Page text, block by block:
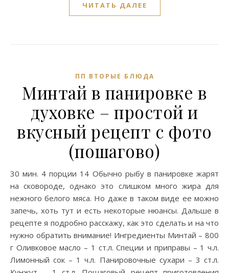
ЧИТАТЬ ДАЛЕЕ
ПП ВТОРЫЕ БЛЮДА
Минтай в панировке в
духовке – простой и
вкусный рецепт с фото
(пошагово)
30 мин. 4 порции 14 Обычно рыбу в панировке жарят
на сковороде, однако это слишком много жира для
нежного белого мяса. Но даже в таком виде ее можно
запечь, хоть тут и есть некоторые нюансы. Дальше в
рецепте я подробно расскажу, как это сделать и на что
нужно обратить внимание! Ингредиенты Минтай – 800
г Оливковое масло – 1 ст.л. Специи и приправы – 1 ч.л.
Лимонный сок – 1 ч.л. Панировочные сухари – 3 ст.л.